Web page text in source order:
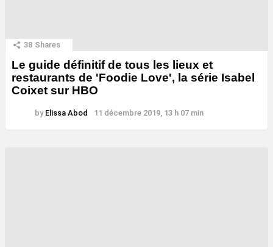
38 Shares
Le guide définitif de tous les lieux et
restaurants de 'Foodie Love', la série Isabel
Coixet sur HBO
by Elissa Abod 11 décembre 2019, 13 h 07 min